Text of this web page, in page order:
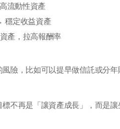
流動性資產
穩定收益資產
產，拉高報酬率
險，比如可以提早做信託或分年
不再是「讓資產成長」，而是